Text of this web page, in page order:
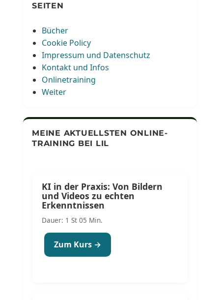
SEITEN
Bücher
Cookie Policy
Impressum und Datenschutz
Kontakt und Infos
Onlinetraining
Weiter
MEINE AKTUELLSTEN ONLINE-
TRAINING BEI LIL
KI in der Praxis: Von Bildern
und Videos zu echten
Erkenntnissen
Dauer: 1 St 05 Min.
Zum Kurs →